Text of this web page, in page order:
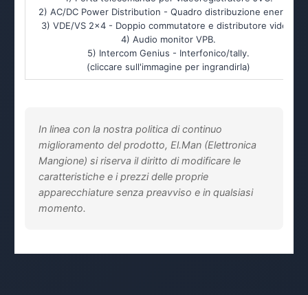
2) AC/DC Power Distribution - Quadro distribuzione energia.
3) VDE/VS 2x4 - Doppio commutatore e distributore video.
4) Audio monitor VPB.
5) Intercom Genius - Interfonico/tally.
(cliccare sull'immagine per ingrandirla)
In linea con la nostra politica di continuo
miglioramento del prodotto, El.Man (Elettronica
Mangione) si riserva il diritto di modificare le
caratteristiche e i prezzi delle proprie
apparecchiature senza preavviso e in qualsiasi
momento.